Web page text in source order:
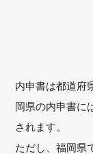
内申書は都道府
岡県の内申書に
されます。
ただし、福岡県